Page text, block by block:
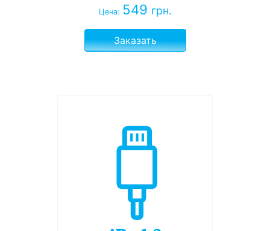
Цена: 549 грн.
Заказать